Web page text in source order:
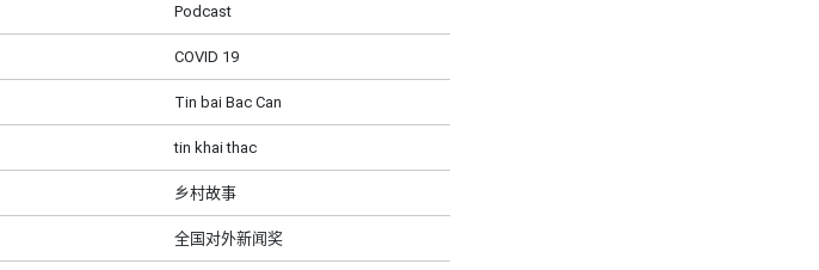
Podcast
COVID 19
Tin bai Bac Can
tin khai thac
乡村故事
全国对外新闻奖